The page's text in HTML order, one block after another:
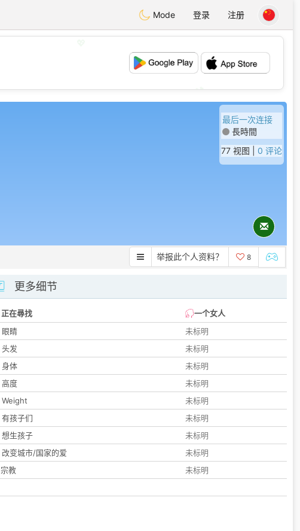
Mode 登录 注册
最后一次连接
長時間
77 视图 | 0 评论
举报此个人资料？ 8
更多细节
正在尋找
一个女人
眼睛
未标明
头发
未标明
身体
未标明
高度
未标明
Weight
未标明
有孩子们
未标明
想生孩子
未标明
改变城市/国家的爱
未标明
宗教
未标明